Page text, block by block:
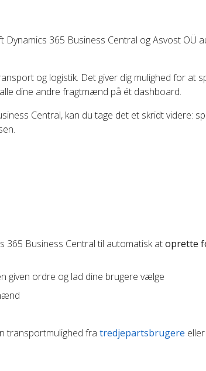
365 Business Central og Asvost OÜ
og logistik. Det giver dig mulighed for at
dine andre fragtmænd på ét dashboard.
Central, kan du tage det et skridt videre:
365 Business Central til automatisk atoprette
given ordre og lad dine brugere vælge
transportmulighed fra tredjepartsbrugere eller